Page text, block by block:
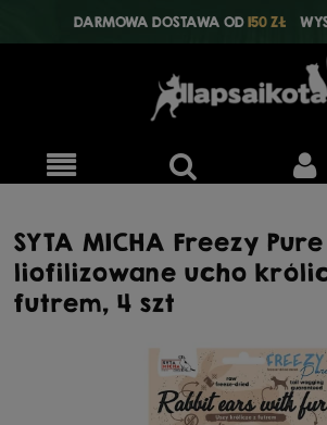
DARMOWA DOSTAWA OD150 ZŁ
SYTA MICHA Freezy Pure
liofilizowane ucho
futrem, 4 szt